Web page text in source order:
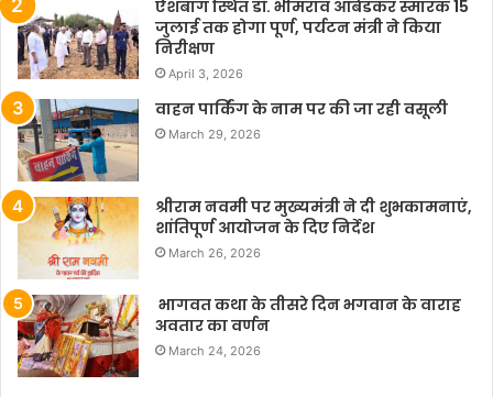
ऐशबाग स्थित डॉ. भीमराव आंबेडकर स्मारक 15
जुलाई तक होगा पूर्ण, पर्यटन मंत्री ने किया
निरीक्षण
April 3, 2026
वाहन पार्किंग के नाम पर की जा रही वसूली
March 29, 2026
श्रीराम नवमी पर मुख्यमंत्री ने दी शुभकामनाएं,
शांतिपूर्ण आयोजन के दिए निर्देश
March 26, 2026
भागवत कथा के तीसरे दिन भगवान के वाराह
अवतार का वर्णन
March 24, 2026